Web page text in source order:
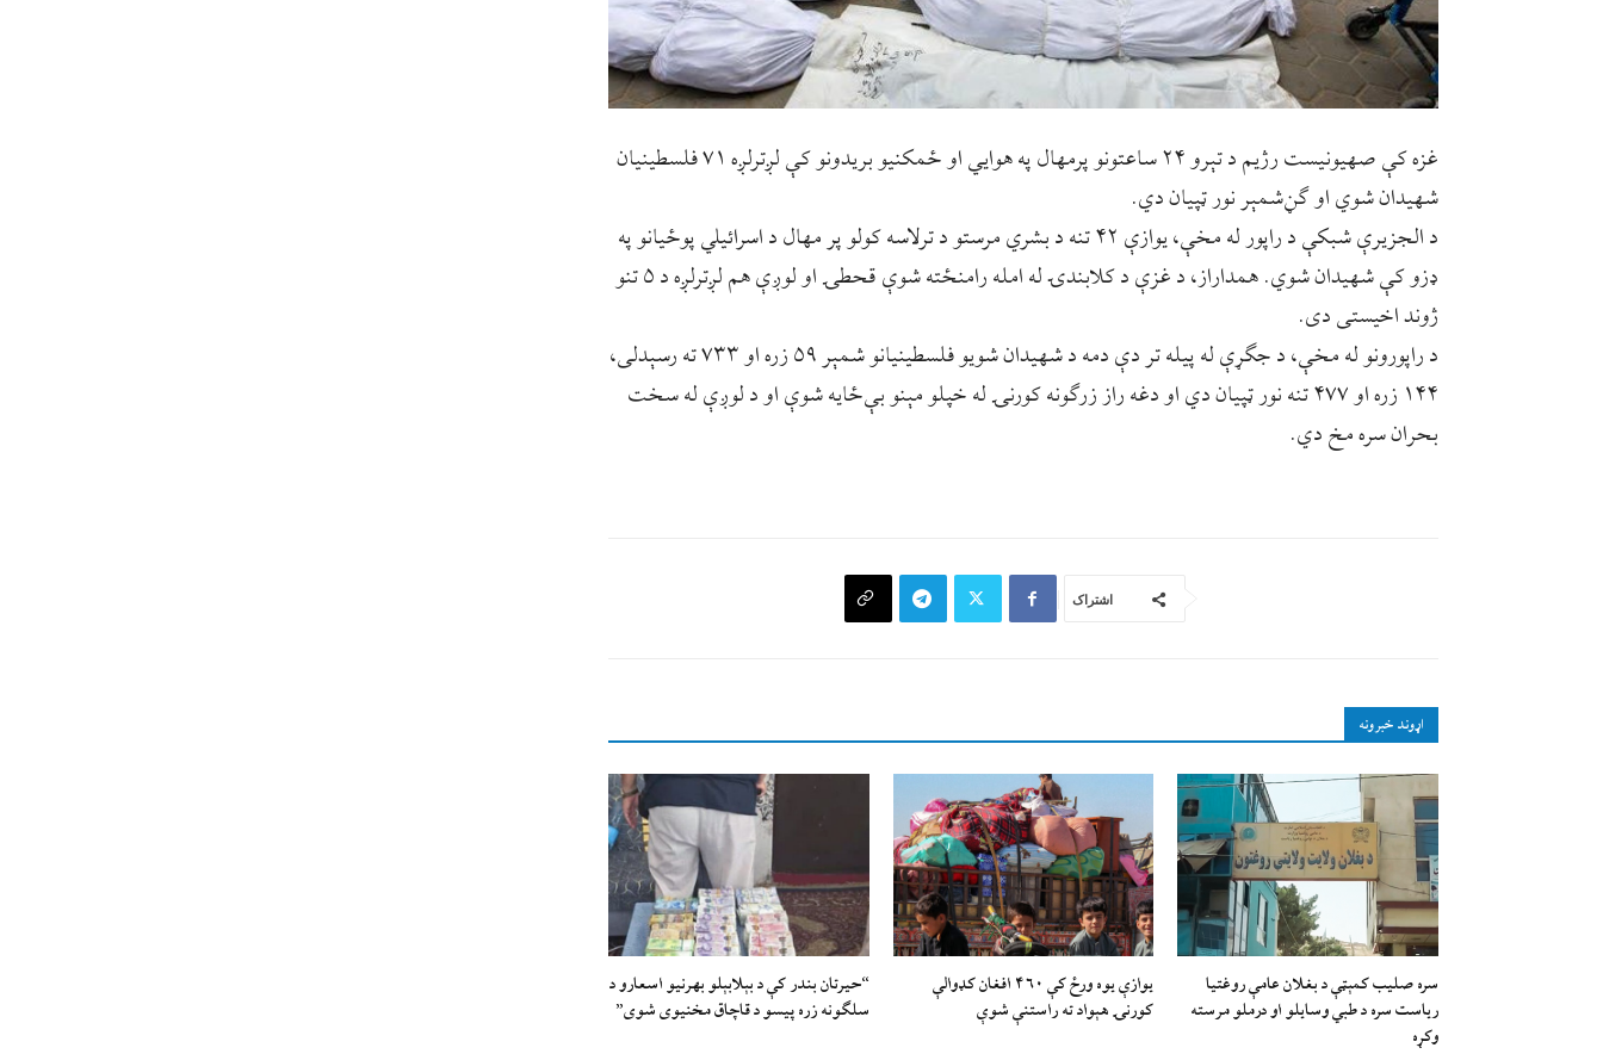
غزه کې صهيونيست رژيم د تېرو ۲۴ ساعتونو پرمهال په هوايي او ځمکنيو بریدونو کې لږترلږه ۷۱ فلسطینیان
شهيدان شوي او ګڼ‌شمېر نور ټپیان دي.
د الجزيرې شبکې د راپور له مخې، یوازې ۴۲ تنه د بشري مرستو د ترلاسه کولو پر مهال د اسرائیلي پوځيانو په
ډزو کې شهيدان شوي. همداراز، د غزې د کلابندۍ له امله رامنځته شوې قحطۍ او لوږې هم لږترلږه د ۵ تنو
ژوند اخيستی دی.
د راپورونو له مخې، د جګړې له پیله تر دې دمه د شهيدان شویو فلسطینیانو شمېر ۵۹ زره او ۷۳۳ ته رسېدلی،
۱۴۴ زره او ۴۷۷ تنه نور ټپیان دي او دغه راز زرګونه کورنۍ له خپلو مېنو بې‌ځایه شوې او د لوږې له سخت
بحران سره مخ دي.
اشتراک
اړوند خبرونه
سره صلیب کمېټې د بغلان عامې روغتیا
ریاست سره د طبي وسایلو او درملو مرسته
وکړه
يوازې یوه ورځ کې ۴۶۰ افغان کډوالې
کورنۍ هېواد ته راستنې شوې
“حیرتان بندر کې د بېلابېلو بهرنیو اسعارو د
سلګونه زره پيسو د قاچاق مخنیوی شوی”